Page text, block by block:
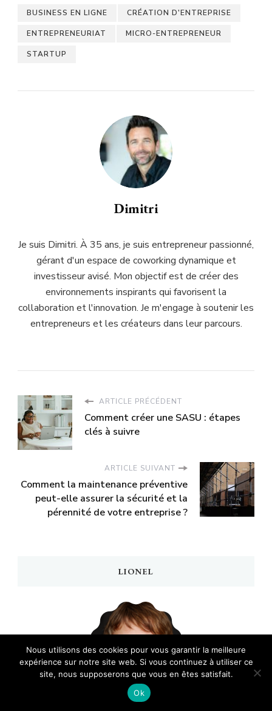
BUSINESS EN LIGNE CRÉATION D'ENTREPRISE
ENTREPRENEURIAT MICRO-ENTREPRENEUR
STARTUP
Dimitri
Je suis Dimitri. À 35 ans, je suis entrepreneur passionné,
gérant d'un espace de coworking dynamique et
investisseur avisé. Mon objectif est de créer des
environnements inspirants qui favorisent la
collaboration et l'innovation. Je m'engage à soutenir les
entrepreneurs et les créateurs dans leur parcours.
ARTICLE PRÉCÉDENT
Comment créer une SASU : étapes
clés à suivre
ARTICLE SUIVANT
Comment la maintenance préventive
peut-elle assurer la sécurité et la
pérennité de votre entreprise ?
LIONEL
Nous utilisons des cookies pour vous garantir la meilleure
expérience sur notre site web. Si vous continuez à utiliser ce
site, nous supposerons que vous en êtes satisfait.
Ok